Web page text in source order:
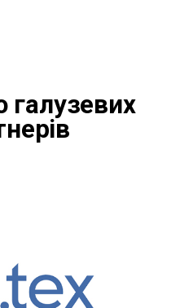
галузевих